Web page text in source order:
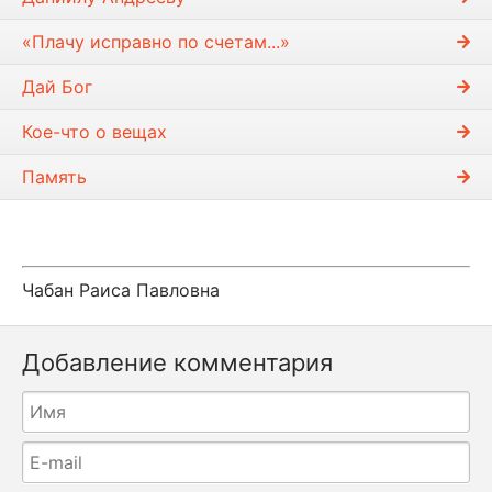
«Плачу исправно по счетам...»
Дай Бог
Кое-что о вещах
Память
Чабан Раиса Павловна
Добавление комментария